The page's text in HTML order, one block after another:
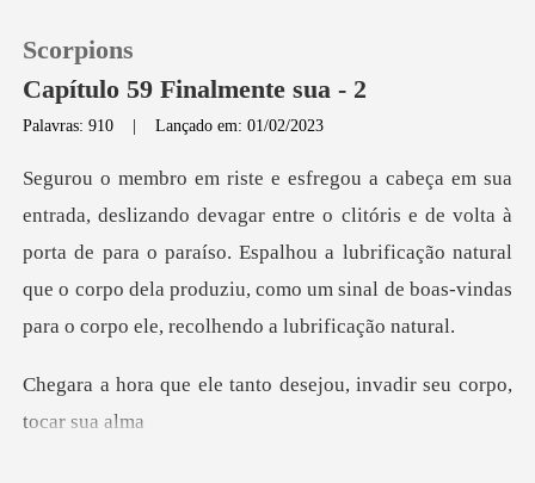
0
Loja
Sair
Scorpions
Capítulo 59 Finalmente sua - 2
Palavras: 910 |Lançado em: 01/02/2023
tóris e de volta à
porta de para o paraíso. Espalhou a lubrificação natural
que o corpo dela
tanto desejou, invadir